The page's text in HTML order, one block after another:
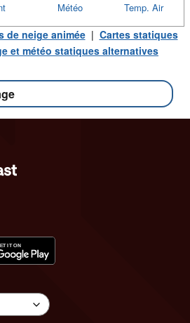
Temp. Air
Météo
de neige animée| Cartes statiques
et météo statiques alternatives